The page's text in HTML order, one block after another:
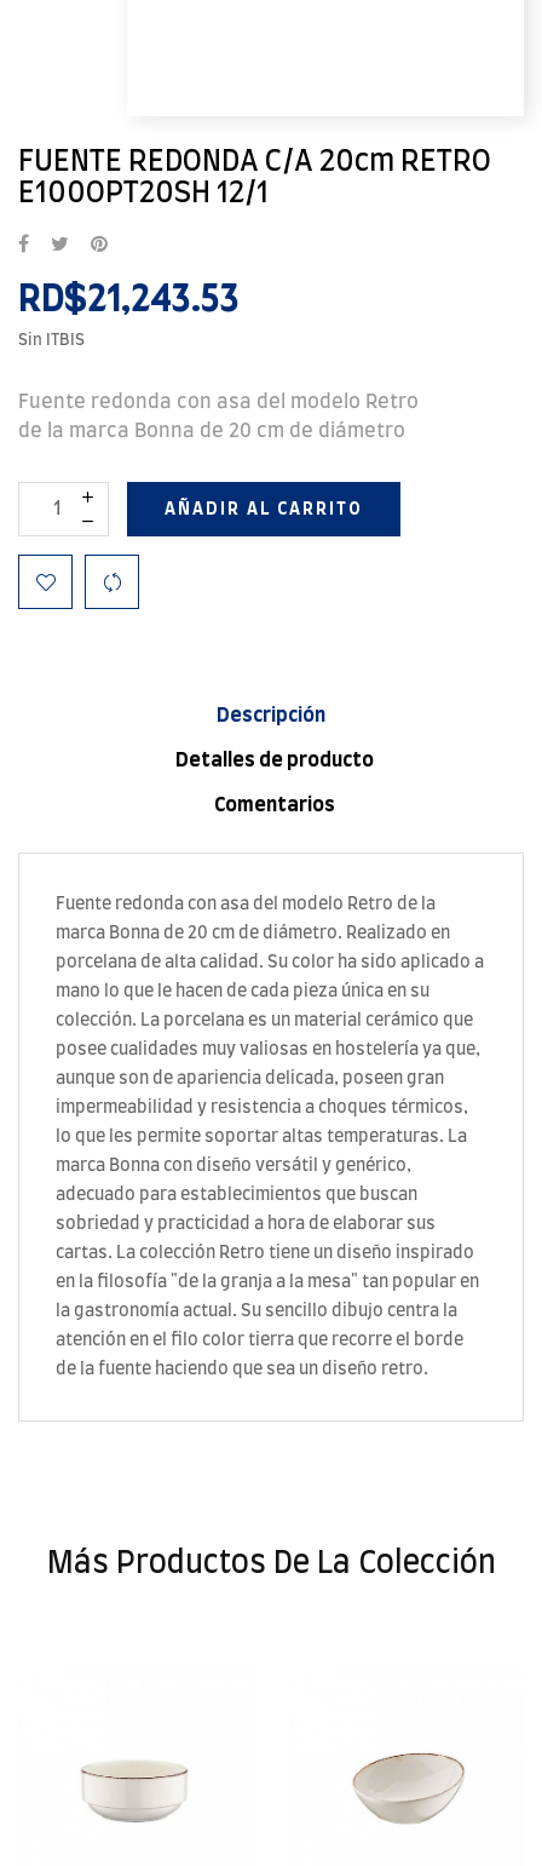
FUENTE REDONDA C/A 20cm RETRO
E100OPT20SH 12/1
RD$21,243.53
Sin ITBIS
Fuente redonda con asa del modelo Retro
de la marca Bonna de 20 cm de diámetro
AÑADIR AL CARRITO
Descripción
Detalles de producto
Comentarios
Fuente redonda con asa del modelo Retro de la
marca Bonna de 20 cm de diámetro. Realizado en
porcelana de alta calidad. Su color ha sido aplicado a
mano lo que le hacen de cada pieza única en su
colección. La porcelana es un material cerámico que
posee cualidades muy valiosas en hostelería ya que,
aunque son de apariencia delicada, poseen gran
impermeabilidad y resistencia a choques térmicos,
lo que les permite soportar altas temperaturas. La
marca Bonna con diseño versátil y genérico,
adecuado para establecimientos que buscan
sobriedad y practicidad a hora de elaborar sus
cartas. La colección Retro tiene un diseño inspirado
en la filosofía "de la granja a la mesa" tan popular en
la gastronomía actual. Su sencillo dibujo centra la
atención en el filo color tierra que recorre el borde
de la fuente haciendo que sea un diseño retro.
Más Productos De La Colección